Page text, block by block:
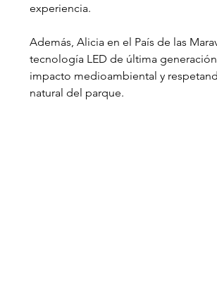
experiencia.
Además, Alicia en el País de las
tecnología LED de última
impacto medioambiental y
natural del parque.